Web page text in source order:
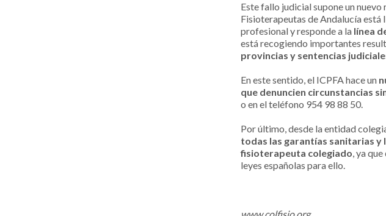
Este fallo judicial supone un
Fisioterapeutas de Andalucía
profesional y responde a la línea
está recogiendo importantes
provincias y sentencias
En este sentido, el ICPFA hace un
que denuncien circunstancias
o en el teléfono 954 98 88 50.
Por último, desde la entidad
todas las garantías sanitarias y
fisioterapeuta colegiado, ya
leyes españolas para ello.